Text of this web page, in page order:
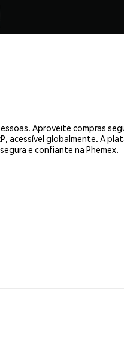
Aproveite compras
acessível globalmente. A
e confiante na Phemex.